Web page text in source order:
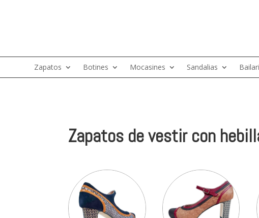
Zapatos Botines Mocasines Sandalias
Zapatos de vestir con